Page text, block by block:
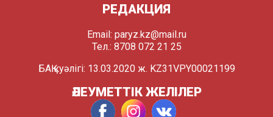
РЕДАКЦИЯ
Email: paryz.kz@mail.ru
Тел.: 8708 072 21 25
БАҚ куәлігі: 13.03.2020 ж. KZ31VPY00021199
ӘЛЕУМЕТТІК ЖЕЛІЛЕР